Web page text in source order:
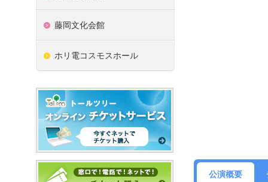
公演概要
藤岡文化会館
ホリ電コスモスホール